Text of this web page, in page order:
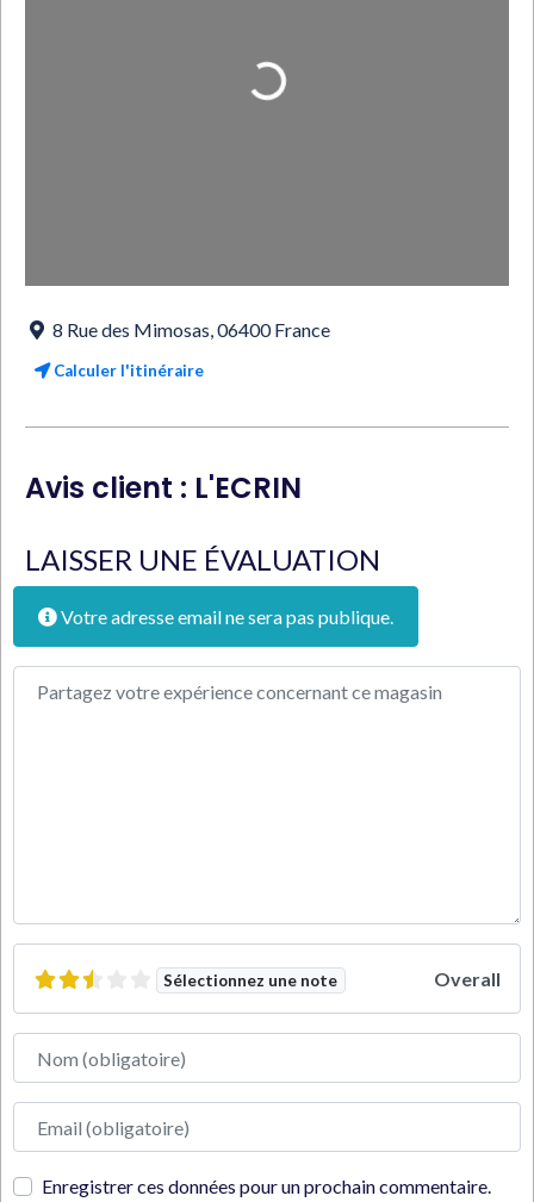
Loading...
8 Rue des Mimosas,06400 France
Calculer l'itinéraire
Avis client : L'ECRIN
LAISSER UNE ÉVALUATION
Votre adresse email ne sera pas publique.
Sélectionnez une note Overall
Adresse e-mail
Enregistrer ces données pour un prochain commentaire.